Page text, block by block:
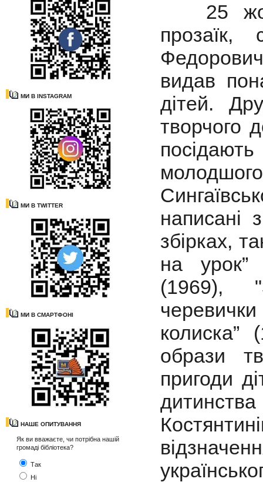
МИ В INSTAGRAM
МИ В TWITTER
МИ В СМАРТФОНІ
НАШЕ ОПИТУВАННЯ
Як ви вважаєте, чи потрібна нашій
громаді бібліотека?
Так
Ні
25
прозаїк,
видав
дітей.
творчого
написані
збірках,
на урок”
(1969),
колиска”
образи
пригоди